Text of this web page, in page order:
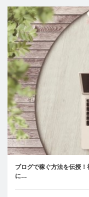
ブログで稼ぐ方法を伝授
に…